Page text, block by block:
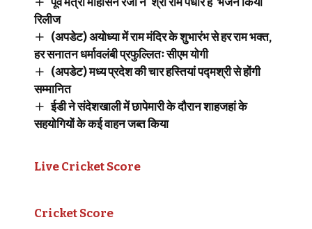
रिलीज
(अपडेट) अयोध्या में राम मंदिर के शुभारंभ से हर राम भक्त,
हर सनातन धर्मावलंबी प्रफुल्लितः सीएम योगी
(अपडेट) मध्य प्रदेश की चार हस्तियां पद्मश्री से होंगी
सम्मानित
ईडी ने संदेशखाली में छापेमारी के दौरान शाहजहां के
सहयोगियों के कई वाहन जब्त किया
Live Cricket Score
Cricket Score